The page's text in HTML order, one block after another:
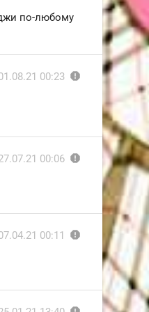
по-любому
00:23 report
00:06 report
00:11 report